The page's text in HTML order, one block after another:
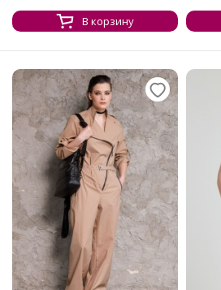
В корзину